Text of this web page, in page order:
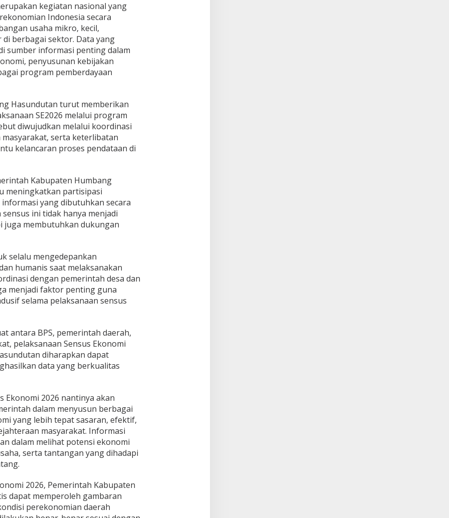
kegiatan nasional yang
Indonesia secara
usaha mikro, kecil,
berbagai sektor. Data yang
sumber informasi penting dalam
penyusunan kebijakan
program pemberdayaan
Hasundutan turut memberikan
SE2026 melalui program
diwujudkan melalui koordinasi
serta keterlibatan
kelancaran proses pendataan di
Kabupaten Humbang
meningkatkan partisipasi
yang dibutuhkan secara
ini tidak hanya menjadi
juga membutuhkan dukungan
selalu mengedepankan
humanis saat melaksanakan
dengan pemerintah desa dan
menjadi faktor penting guna
selama pelaksanaan sensus
antara BPS, pemerintah daerah,
pelaksanaan Sensus Ekonomi
diharapkan dapat
data yang berkualitas
Ekonomi 2026 nantinya akan
dalam menyusun berbagai
yang lebih tepat sasaran, efektif,
masyarakat. Informasi
dalam melihat potensi ekonomi
serta tantangan yang dihadapi
2026, Pemerintah Kabupaten
dapat memperoleh gambaran
perekonomian daerah